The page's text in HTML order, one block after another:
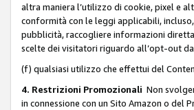
altra maniera l’utilizzo di cookie, pixel e
conformità con le leggi applicabili,
pubblicità, raccogliere informazioni
scelte dei visitatori riguardo all’opt-out
(f) qualsiasi utilizzo che effettui del
4. Restrizioni Promozionali Non
in connessione con un Sito Amazon o del